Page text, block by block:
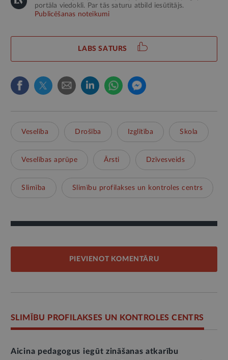
portāla viedokli. Par tās saturu atbild iesūtītājs.
Publicēšanas noteikumi
LABS SATURS
Veselība Drošība Izglītība Skola
Veselības aprūpe Ārsti Dzīvesveids
Slimība Slimību profilakses un kontroles centrs
PIEVIENOT KOMENTĀRU
SLIMĪBU PROFILAKSES UN KONTROLES CENTRS
Aicina pedagogus iegūt zināšanas atkarību